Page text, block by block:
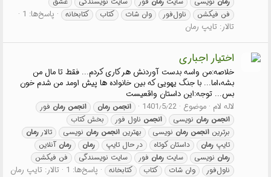
فن فیکشن
ناول‌فور وان شات کتاب کتابخانه
پاسخ‌ها: 1
تالار: تایپ رمان
اختیار اجباری
خلاصه:من واسه بدست آوردنش هر کاری کردم... فقط تا مال من
بشه،اما... با جنگ یهویی که بین خانواده ها پیش اومد من شدم خون
بس... توجه:این داستان واقعیست
لاله لام موضوع 1401٫5٫22 انجمن رمان انجمن رمان فور
انجمن رمان نویسی انجمن ناول فور
بخش کتاب
برترین انجمن رمان نویسی بهترین انجمن رمان نویسی تالار رمان
تایپ رمان داستان کوتاه در حال تایپ رمان رمان آنلاین
رمان نویسی سایت رمان فور سایت نویسندگی
فن فیکشن
ناول‌فور
وان شات کتاب کتابخانه پاسخ‌ها: 1 تالار: تایپ رمان